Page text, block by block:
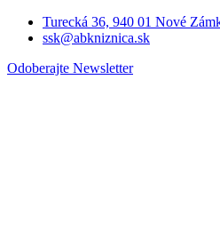
Turecká 36, 940 01 Nové
ssk@abkniznica.sk
Odoberajte Newsletter